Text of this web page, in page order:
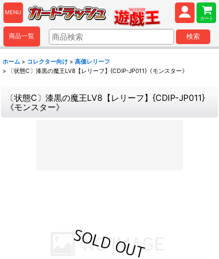
MENU
カート
商品一覧 検索
ホーム > コレクター向け > 高価レリーフ
>
〔状態C〕漆黒の魔王LV8【レリーフ】{CDIP-JP011}《モンスター》
〔状態C〕漆黒の魔王LV8【レリーフ】{CDIP-JP011}
《モンスター》